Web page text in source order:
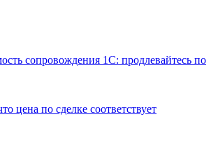
сопровождения 1С: продлевайтесь по
цена по сделке соответствует